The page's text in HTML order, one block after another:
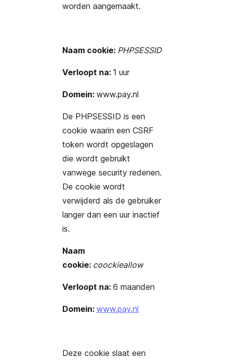
worden aangemaakt.
Naam cookie: PHPSESSID
Verloopt na: 1 uur
Domein: www.pay.nl
De PHPSESSID is een
cookie waarin een CSRF
token wordt opgeslagen
die wordt gebruikt
vanwege security redenen.
De cookie wordt
verwijderd als de gebruiker
langer dan een uur inactief
is.
Naam
cookie: coockieallow
Verloopt na: 6 maanden
Domein: www.pay.nl
Deze cookie slaat een